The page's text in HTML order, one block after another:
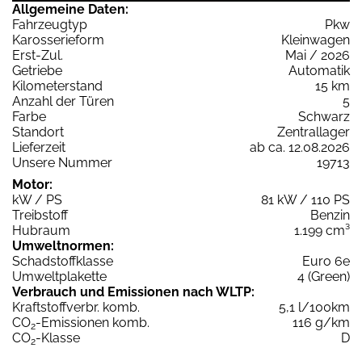
Allgemeine Daten:
Fahrzeugtyp
Pkw
Karosserieform
Kleinwagen
Erst-Zul.
Mai / 2026
Getriebe
Automatik
Kilometerstand
15 km
Anzahl der Türen
5
Farbe
Schwarz
Standort
Zentrallager
Lieferzeit
ab ca. 12.08.2026
Unsere Nummer
19713
Motor:
kW / PS
81 kW / 110 PS
Treibstoff
Benzin
Hubraum
1.199 cm³
Umweltnormen:
Schadstoffklasse
Euro 6e
Umweltplakette
4 (Green)
Verbrauch und Emissionen nach WLTP:
Kraftstoffverbr. komb.
5,1 l/100km
CO2-Emissionen komb.
116 g/km
CO2-Klasse
D